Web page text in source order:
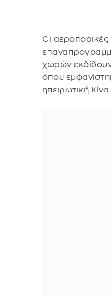
Οι αεροπορικές
χωρών εκδίδουν
όπου
ηπειρωτική Κίνα.